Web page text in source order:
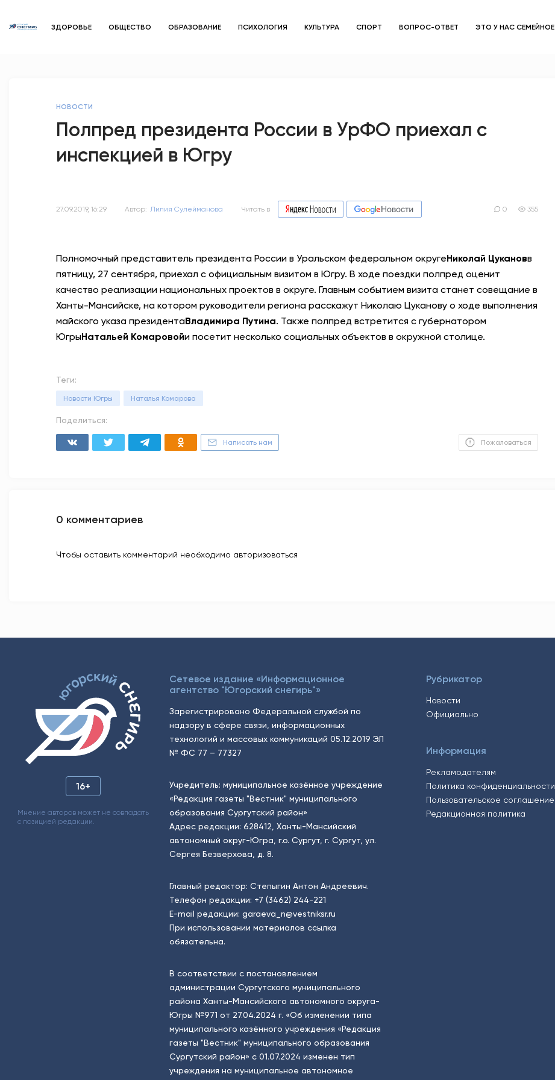
ЗДОРОВЬЕ ОБЩЕСТВО ОБРАЗОВАНИЕ ПСИХОЛОГИЯ КУЛЬТУРА СПОРТ ВОПРОС-ОТВЕТ ЭТО У НАС СЕМЕЙНОЕ
ОБРАЗОВАНИЕ
СПОРТ
ЭТО У НАС СЕМЕЙНОЕ
АНТИТЕРРОР
НОВОСТИ
НОВОСТИ
Полпред президента России в УрФО приехал с
инспекцией в Югру
27.09.2019, 16:29 Автор: Лилия Сулейманова Читать в 0 355
Полномочный представитель президента России в Уральском федеральном округеНиколай Цукановв
пятницу, 27 сентября, приехал с официальным визитом в Югру. В ходе поездки полпред оценит
качество реализации национальных проектов в округе. Главным событием визита станет совещание в
Ханты-Мансийске, на котором руководители региона расскажут Николаю Цуканову о ходе выполнения
майского указа президентаВладимира Путина. Также полпред встретится с губернатором
ЮгрыНатальей Комаровойи посетит несколько социальных объектов в окружной столице.
Теги:
Новости Югры Наталья Комарова
Поделиться:
Написать нам Пожаловаться
0 комментариев
Чтобы оставить комментарий необходимо авторизоваться
16+
Мнение авторов может не совпадать
с позицией редакции.
Сетевое издание «Информационное
агентство "Югорский снегирь"»
Зарегистрировано Федеральной службой по
надзору в сфере связи, информационных
технологий и массовых коммуникаций 05.12.2019 ЭЛ
№ ФС 77 – 77327
Учредитель: муниципальное казённое учреждение
«Редакция газеты "Вестник" муниципального
образования Сургутский район»
Адрес редакции: 628412, Ханты-Мансийский
автономный округ-Югра, г.о. Сургут, г. Сургут, ул.
Сергея Безверхова, д. 8.
Главный редактор: Степыгин Антон Андреевич.
Телефон редакции: +7 (3462) 244-221
E-mail редакции: garaeva_n@vestniksr.ru
При использовании материалов ссылка
обязательна.
В соответствии с постановлением
администрации Сургутского муниципального
района Ханты-Мансийского автономного округа-
Югры №971 от 27.04.2024 г. «Об изменении типа
муниципального казённого учреждения «Редакция
газеты "Вестник" муниципального образования
Сургутский район» с 01.07.2024 изменен тип
учреждения на муниципальное автономное
Рубрикатор
Новости
Официально
Информация
Рекламодателям
Политика конфиденциальности
Пользовательское соглашение
Редакционная политика